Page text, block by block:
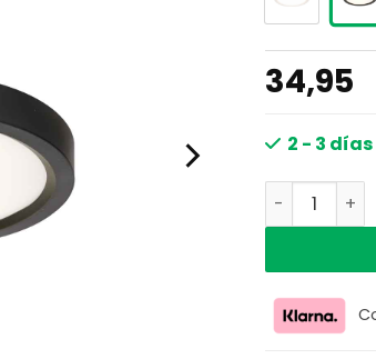
34,95
2 - 3
Plafón